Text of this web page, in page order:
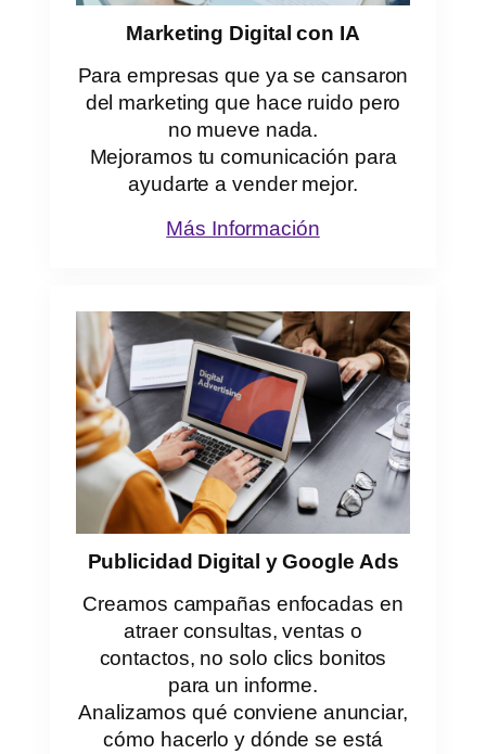
Marketing Digital con IA
Para empresas que ya se cansaron
del marketing que hace ruido pero
no mueve nada.
Mejoramos tu comunicación para
ayudarte a vender mejor.
Más Información
Publicidad Digital y Google Ads
Creamos campañas enfocadas en
atraer consultas, ventas o
contactos, no solo clics bonitos
para un informe.
Analizamos qué conviene anunciar,
cómo hacerlo y dónde se está